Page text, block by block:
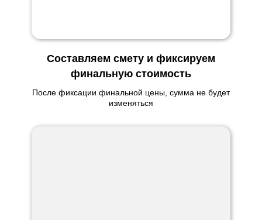
Составляем смету и фиксируем
финальную стоимость
После фиксации финальной цены, сумма не будет
изменяться